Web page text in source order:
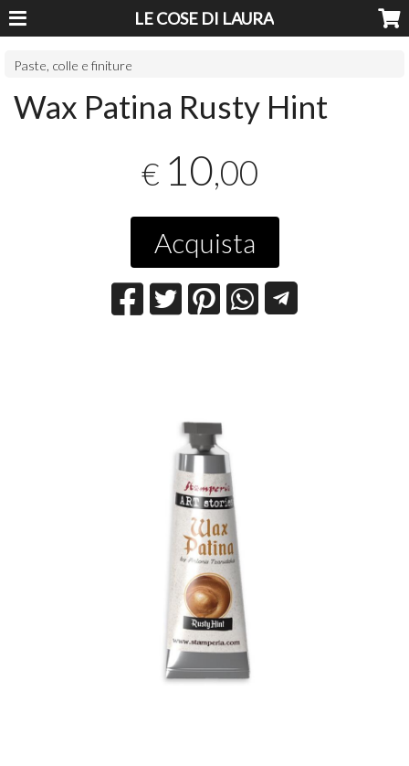
LE COSE DI LAURA
Paste, colle e finiture
Wax Patina Rusty Hint
€ 10,00
Acquista